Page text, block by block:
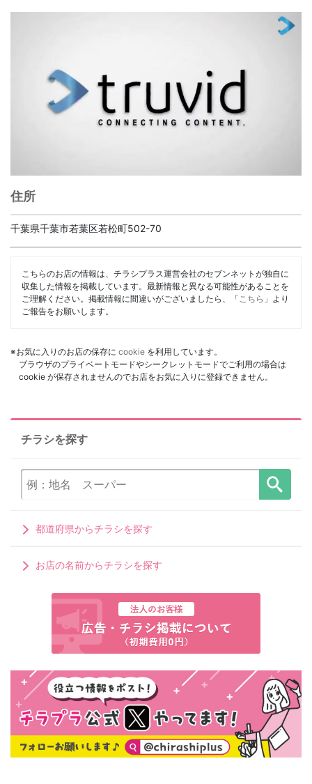
住所
千葉県千葉市若葉区若松町502-70
こちらのお店の情報は、チラシプラス運営会社のセブンネットが独自に
収集した情報を掲載しています。最新情報と異なる可能性があることを
ご理解ください。掲載情報に間違いがございましたら、「 こちら 」より
ご報告をお願いします。
※お気に入りのお店の保存に cookie を利用しています。
ブラウザのプライベートモードやシークレットモードでご利用の場合は
cookie が保存されませんのでお店をお気に入りに登録できません。
チラシを探す
都道府県からチラシを探す
お店の名前からチラシを探す